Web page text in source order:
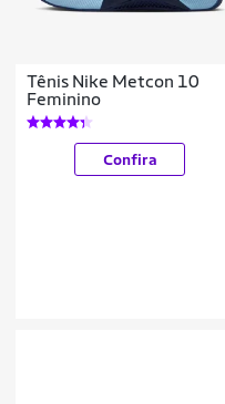
Tênis Nike Metcon 10
Feminino
Confira